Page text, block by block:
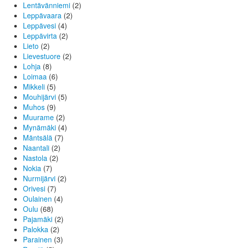
Lentävänniemi (2)
Leppävaara (2)
Leppävesi (4)
Leppävirta (2)
Lieto (2)
Lievestuore (2)
Lohja (8)
Loimaa (6)
Mikkeli (5)
Mouhijärvi (5)
Muhos (9)
Muurame (2)
Mynämäki (4)
Mäntsälä (7)
Naantali (2)
Nastola (2)
Nokia (7)
Nurmijärvi (2)
Orivesi (7)
Oulainen (4)
Oulu (68)
Pajamäki (2)
Palokka (2)
Parainen (3)